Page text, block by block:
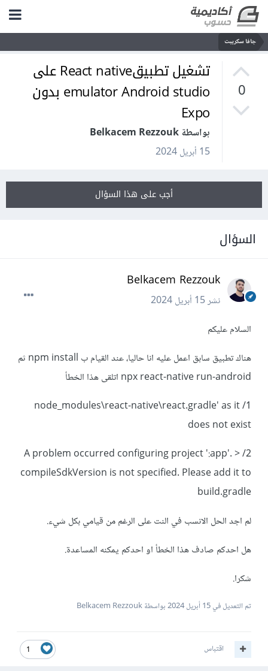
جافا سكريبت
0
تشغيل تطبيقReact native على
emulator Android studio بدون
Expo
بواسطة Belkacem Rezzouk
15 أبريل 2024
أجب على هذا السؤال
السؤال
Belkacem Rezzouk
نشر15 أبريل 2024
السلام عليكم
هناك تطبيق سابق اعمل عليه انا حاليا، عند القيام ب npm install ثم
npx react-native run-android اتلقى هذا الخطأ
1/ node_modules\react-native\react.gradle' as it
does not exist
2/ A problem occurred configuring project ':app'. >
compileSdkVersion is not specified. Please add it to
build.gradle
لم اجد الحل الانسب في النت على الرغم من قيامي بكل شيء.
هل احدكم صادف هذا الخطأ او احدكم يمكنه المساعدة.
شكرا.
تم التعديل في15 أبريل 2024 بواسطة Belkacem Rezzouk
1 اقتباس